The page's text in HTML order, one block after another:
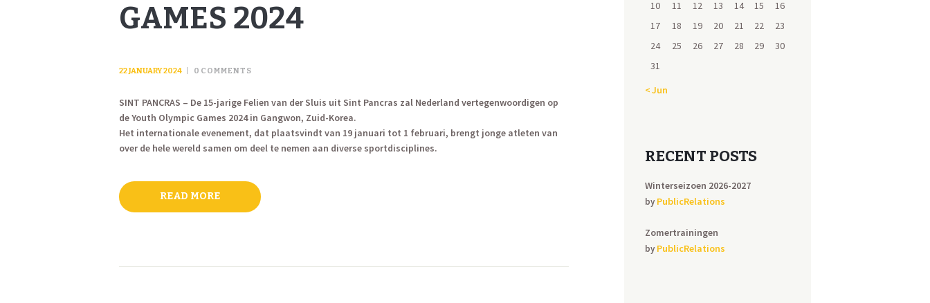
GAMES 2024
22 JANUARY 2024 0 COMMENTS
SINT PANCRAS – De 15-jarige Felien van der Sluis uit Sint Pancras zal Nederland vertegenwoordigen op
de Youth Olympic Games 2024 in Gangwon, Zuid-Korea.
Het internationale evenement, dat plaatsvindt van 19 januari tot 1 februari, brengt jonge atleten van
over de hele wereld samen om deel te nemen aan diverse sportdisciplines.
READ MORE
10
11 12 13 14 15
16
17
18 19 20 21 22
23
24
25 26 27 28 29
30
31
« Jun
RECENT POSTS
Winterseizoen 2026-2027
by PublicRelations
Zomertrainingen
by PublicRelations